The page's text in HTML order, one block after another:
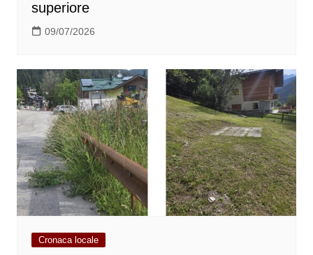
superiore
09/07/2026
Cronaca locale